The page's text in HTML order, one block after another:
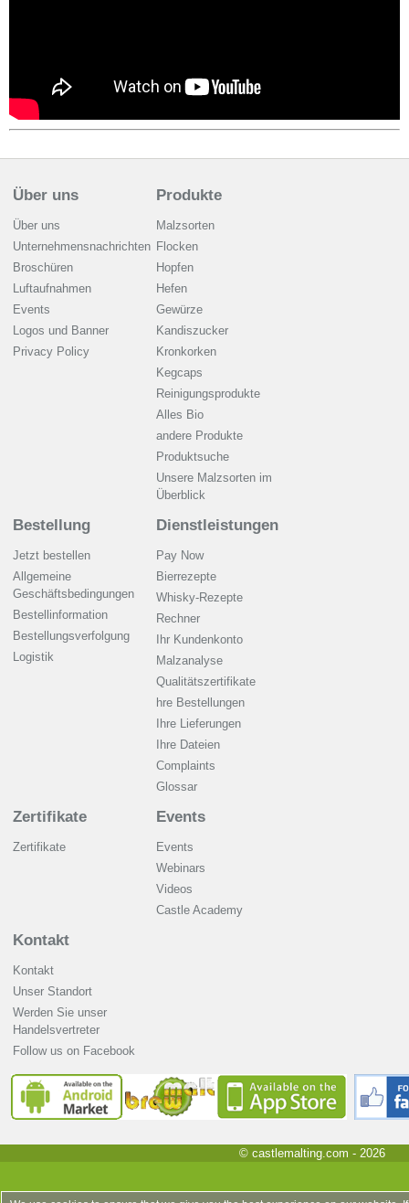
Über uns
Über uns
Unternehmensnachrichten
Broschüren
Luftaufnahmen
Events
Logos und Banner
Privacy Policy
Produkte
Malzsorten
Flocken
Hopfen
Hefen
Gewürze
Kandiszucker
Kronkorken
Kegcaps
Reinigungsprodukte
Alles Bio
andere Produkte
Produktsuche
Unsere Malzsorten im
Überblick
Bestellung
Jetzt bestellen
Allgemeine
Geschäftsbedingungen
Bestellinformation
Bestellungsverfolgung
Logistik
Dienstleistungen
Pay Now
Bierrezepte
Whisky-Rezepte
Rechner
Ihr Kundenkonto
Malzanalyse
Qualitätszertifikate
hre Bestellungen
Ihre Lieferungen
Ihre Dateien
Complaints
Glossar
Zertifikate
Zertifikate
Events
Events
Webinars
Videos
Castle Academy
Kontakt
Kontakt
Unser Standort
Werden Sie unser
Handelsvertreter
Follow us on Facebook
© castlemalting.com - 2026